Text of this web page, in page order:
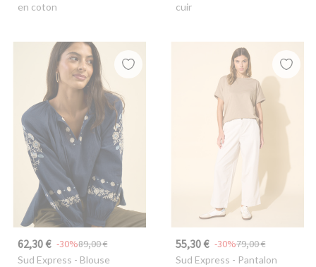
en coton
cuir
62,30 € 89,00 €
-30%
Sud Express - Blouse
55,30 € 79,00 €
-30%
Sud Express - Pantalon